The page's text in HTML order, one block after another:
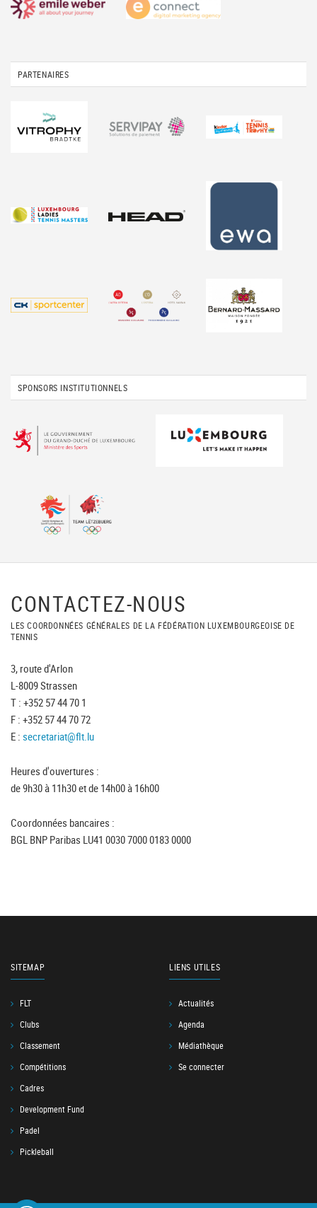
PARTENAIRES
SPONSORS INSTITUTIONNELS
CONTACTEZ-NOUS
LES COORDONNÉES GÉNÉRALES DE LA FÉDÉRATION LUXEMBOURGEOISE DE
TENNIS
3, route d'Arlon
L-8009 Strassen
T : +352 57 44 70 1
F : +352 57 44 70 72
E : secretariat@flt.lu
Heures d'ouvertures :
de 9h30 à 11h30 et de 14h00 à 16h00
Coordonnées bancaires :
BGL BNP Paribas LU41 0030 7000 0183 0000
SITEMAP
FLT
Clubs
Classement
Compétitions
Cadres
Development Fund
Padel
Pickleball
LIENS UTILES
Actualités
Agenda
Médiathèque
Se connecter